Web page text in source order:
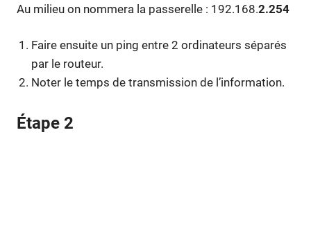
Au milieu on nommera la passerelle : 192.168.2.254
Faire ensuite un ping entre 2 ordinateurs séparés
par le routeur.
Noter le temps de transmission de l’information.
Étape 2